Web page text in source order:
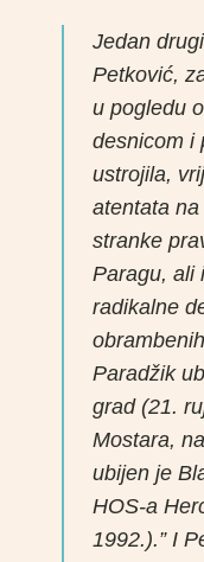
Jedan
Petković,
u pogledu
desnicom i
ustrojila,
atentata
stranke
Paragu, ali
radikalne
Paradžik
grad (21.
Mostara,
ubijen je
HOS-a
1992.).” I